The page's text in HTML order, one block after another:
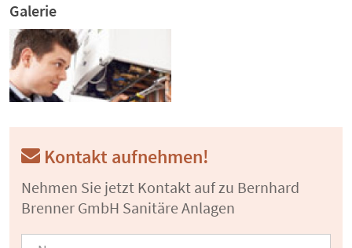
Galerie
Kontakt aufnehmen!
Nehmen Sie jetzt Kontakt auf zu Bernhard
Brenner GmbH Sanitäre Anlagen